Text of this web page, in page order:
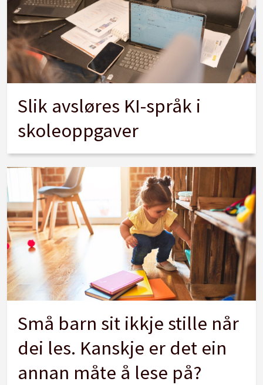
Slik avsløres KI-språk i
skoleoppgaver
Små barn sit ikkje stille når
dei les. Kanskje er det ein
annan måte å lese på?